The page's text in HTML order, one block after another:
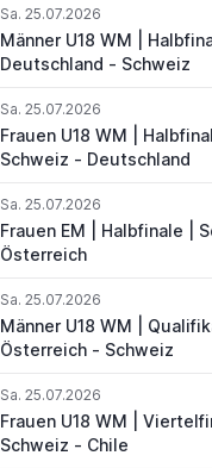
Sa. 25.07.2026
Männer U18 WM |
Deutschland - Schweiz
Sa. 25.07.2026
Frauen U18 WM |
Schweiz - Deutschland
Sa. 25.07.2026
Frauen EM | Halbfinale |
Österreich
Sa. 25.07.2026
Männer U18 WM |
Österreich - Schweiz
Sa. 25.07.2026
Frauen U18 WM |
Schweiz - Chile